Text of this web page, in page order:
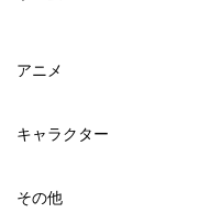
アニメ
キャラクター
その他